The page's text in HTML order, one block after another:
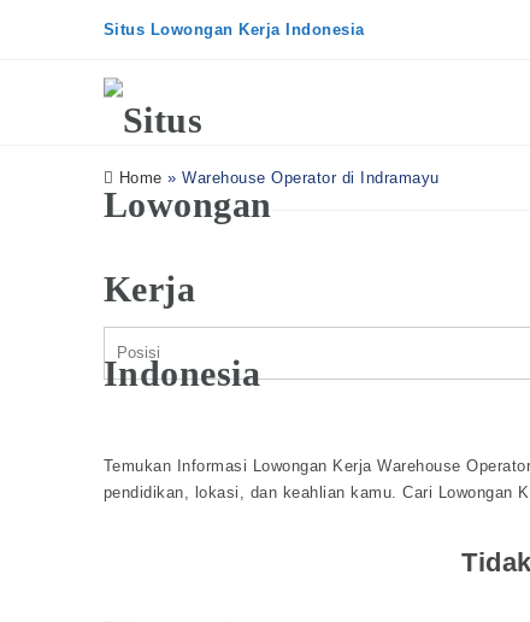
Situs Lowongan Kerja Indonesia
Home »Warehouse Operator di Indramayu
Temukan Informasi Lowongan Kerja Warehouse
pendidikan, lokasi, dan keahlian kamu. Cari Lowongan